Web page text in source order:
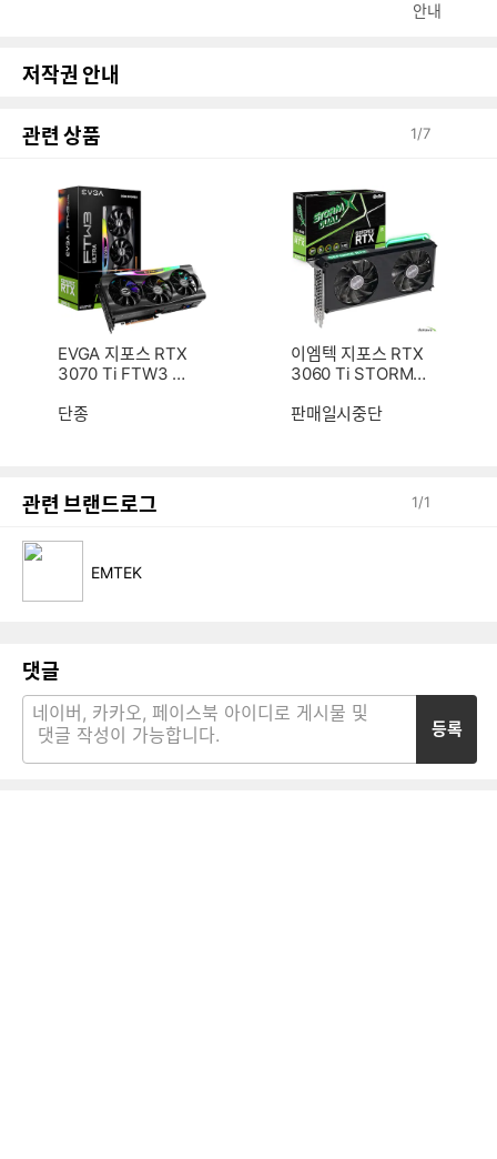
안내
저작권 안내
관련 상품 1/7
EVGA 지포스 RTX
3070 Ti FTW3 UL
X 8GB
단종
이엠텍 지포스 RTX
3060 Ti STORM X
판매일시중단
관련 브랜드로그 1/1
EMTEK
댓글
등록